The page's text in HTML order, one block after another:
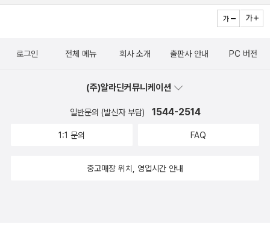
로그인 전체 메뉴 회사 소개 출판사 안내 PC 버전
(주)알라딘커뮤니케이션
일반문의 (발신자 부담) 1544-2514
1:1 문의 FAQ
중고매장 위치, 영업시간 안내